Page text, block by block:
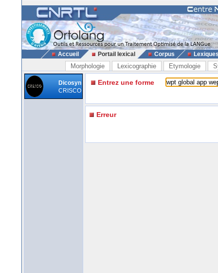
Accueil Portail lexical Corpus
Morphologie Lexicographie Etymologie
Dicosyn
CRISCO
Entrez une forme
Erreur